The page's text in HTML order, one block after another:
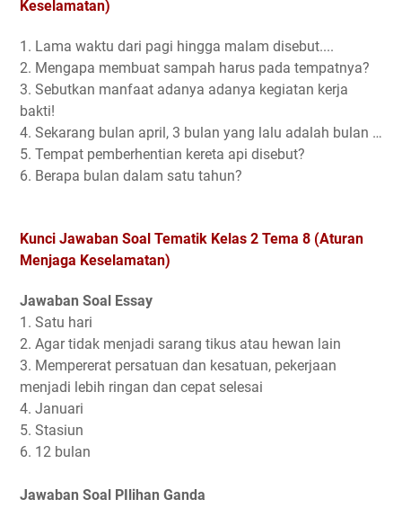
Keselamatan)
1. Lama waktu dari pagi hingga malam disebut....
2. Mengapa membuat sampah harus pada tempatnya?
3. Sebutkan manfaat adanya adanya kegiatan kerja
bakti!
4. Sekarang bulan april, 3 bulan yang lalu adalah bulan …
5. Tempat pemberhentian kereta api disebut?
6. Berapa bulan dalam satu tahun?
Kunci Jawaban Soal Tematik Kelas 2 Tema 8 (Aturan
Menjaga Keselamatan)
Jawaban Soal Essay
1. Satu hari
2. Agar tidak menjadi sarang tikus atau hewan lain
3. Mempererat persatuan dan kesatuan, pekerjaan
menjadi lebih ringan dan cepat selesai
4. Januari
5. Stasiun
6. 12 bulan
Jawaban Soal PIlihan Ganda